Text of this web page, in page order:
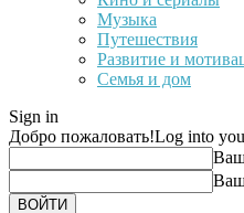
Музыка
Путешествия
Развитие и
Семья и дом
Sign in
Добро пожаловать!Log into